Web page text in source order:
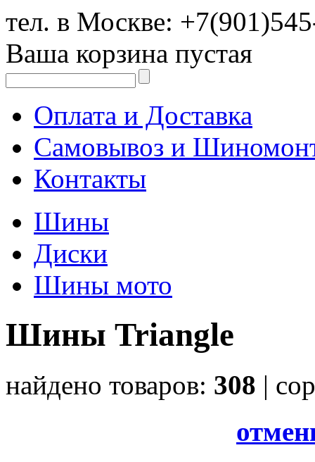
тел. в Москве:
Ваша корзина пустая
Оплата и Доставка
Самовывоз и
Контакты
Шины
Диски
Шины мото
Шины Triangle
найдено товаров: 308 |